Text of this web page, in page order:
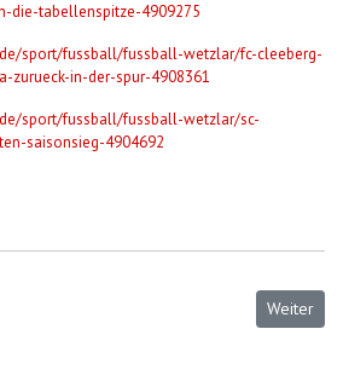
die-tabellenspitze-4909275
sport/fussball/fussball-wetzlar/fc-cleeberg-
zurueck-in-der-spur-4908361
sport/fussball/fussball-wetzlar/sc-
saisonsieg-4904692
SCW I/U23/III/U19 KW35/2025 Nächster
Weiter